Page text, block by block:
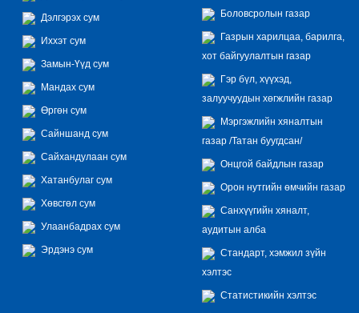
Дэлгэрэх сум
Иххэт сум
Замын-Үүд сум
Мандах сум
Өргөн сум
Сайншанд сум
Сайхандулаан сум
Хатанбулаг сум
Хөвсгөл сум
Улаанбадрах сум
Эрдэнэ сум
Боловсролын газар
Газрын харилцаа, барилга,
хот байгуулалтын газар
Гэр бүл, хүүхэд,
залуучуудын хөгжлийн газар
Мэргэжлийн хяналтын
газар /Татан буугдсан/
Онцгой байдлын газар
Орон нутгийн өмчийн газар
Санхүүгийн хяналт,
аудитын алба
Стандарт, хэмжил зүйн
хэлтэс
Статистикийн хэлтэс